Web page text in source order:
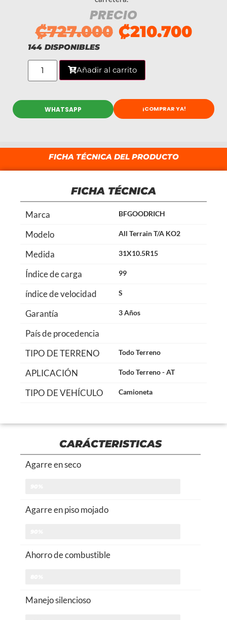
PRECIO
₡727.000 ₡210.700
144 DISPONIBLES
Añadir al carrito
WHATSAPP ¡COMPRAR YA!
FICHA TÉCNICA DEL PRODUCTO
FICHA TÉCNICA
Marca BFGOODRICH
Modelo All Terrain T/A KO2
Medida 31X10.5R15
Índice de carga 99
índice de velocidad S
Garantía 3 Años
País de procedencia
TIPO DE TERRENO
Todo Terreno
APLICACIÓN Todo Terreno - AT
TIPO DE VEHÍCULO Camioneta
CARÁCTERISTICAS
Agarre en seco
Agarre en piso mojado
Ahorro de combustible
Manejo silencioso